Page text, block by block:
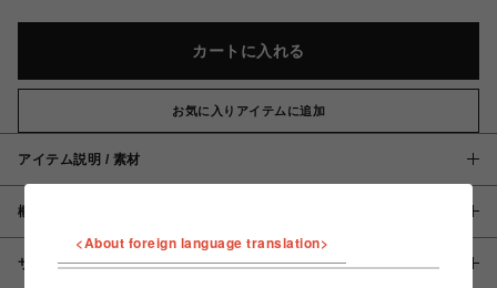
カートに入れる
お気に入りアイテムに追加
アイテム説明 / 素材
概要
サイズ
<About foreign language translation>